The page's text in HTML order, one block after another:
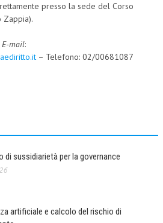
presso la sede del Corso
Zappia).
E-mail:
– Telefono: 02/00681087
di sussidiarietà per la governance
artificiale e calcolo del rischio di